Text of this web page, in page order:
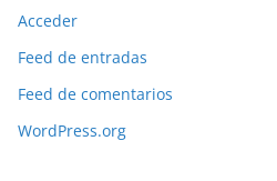
Acceder
Feed de entradas
Feed de comentarios
WordPress.org